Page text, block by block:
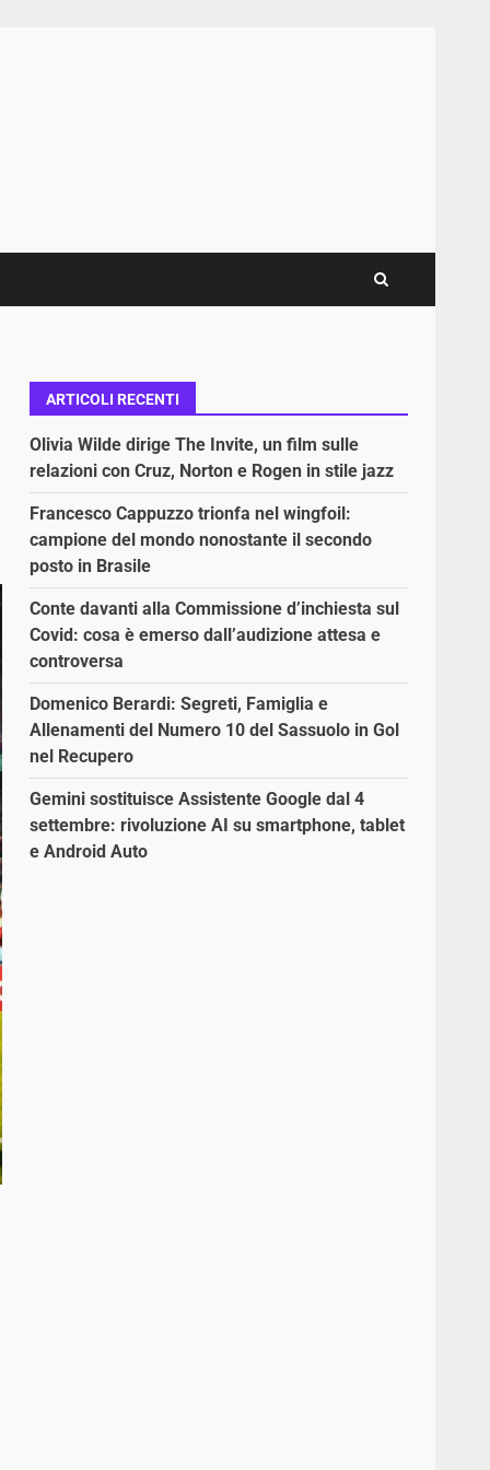
ARTICOLI RECENTI
Olivia Wilde dirige The Invite, un film sulle
relazioni con Cruz, Norton e Rogen in stile jazz
Francesco Cappuzzo trionfa nel wingfoil:
campione del mondo nonostante il secondo
posto in Brasile
Conte davanti alla Commissione d’inchiesta sul
Covid: cosa è emerso dall’audizione attesa e
controversa
Domenico Berardi: Segreti, Famiglia e
Allenamenti del Numero 10 del Sassuolo in Gol
nel Recupero
Gemini sostituisce Assistente Google dal 4
settembre: rivoluzione AI su smartphone, tablet
e Android Auto